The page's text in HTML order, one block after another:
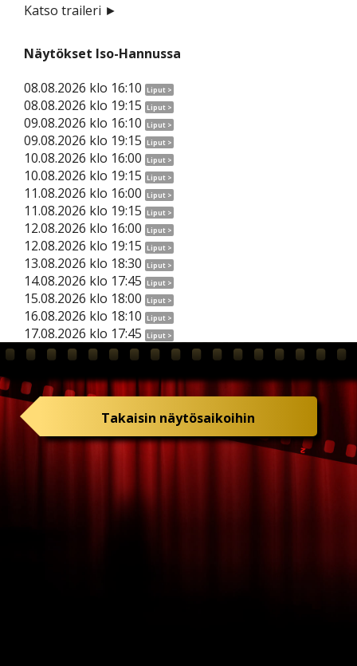
Katso traileri ►
Näytökset Iso-Hannussa
08.08.2026 klo 16:10 Liput >
08.08.2026 klo 19:15 Liput >
09.08.2026 klo 16:10 Liput >
09.08.2026 klo 19:15 Liput >
10.08.2026 klo 16:00 Liput >
10.08.2026 klo 19:15 Liput >
11.08.2026 klo 16:00 Liput >
11.08.2026 klo 19:15 Liput >
12.08.2026 klo 16:00 Liput >
12.08.2026 klo 19:15 Liput >
13.08.2026 klo 18:30 Liput >
14.08.2026 klo 17:45 Liput >
15.08.2026 klo 18:00 Liput >
16.08.2026 klo 18:10 Liput >
17.08.2026 klo 17:45 Liput >
Takaisin näytösaikoihin